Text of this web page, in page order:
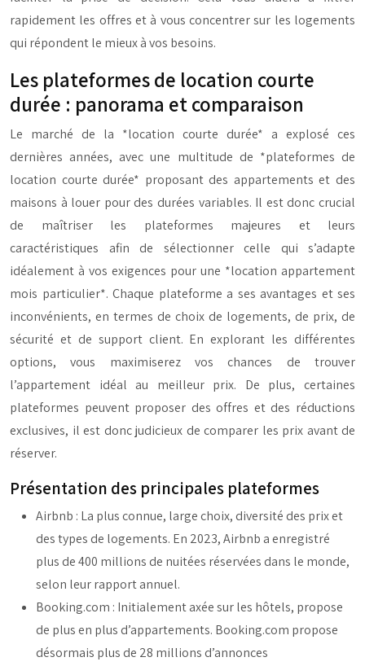
rapidement les offres et à vous concentrer sur les logements
qui répondent le mieux à vos besoins.
Les plateformes de location courte
durée : panorama et comparaison
Le marché de la *location courte durée* a explosé ces
dernières années, avec une multitude de *plateformes de
location courte durée* proposant des appartements et des
maisons à louer pour des durées variables. Il est donc crucial
de maîtriser les plateformes majeures et leurs
caractéristiques afin de sélectionner celle qui s’adapte
idéalement à vos exigences pour une *location appartement
mois particulier*. Chaque plateforme a ses avantages et ses
inconvénients, en termes de choix de logements, de prix, de
sécurité et de support client. En explorant les différentes
options, vous maximiserez vos chances de trouver
l’appartement idéal au meilleur prix. De plus, certaines
plateformes peuvent proposer des offres et des réductions
exclusives, il est donc judicieux de comparer les prix avant de
réserver.
Présentation des principales plateformes
Airbnb : La plus connue, large choix, diversité des prix et
des types de logements. En 2023, Airbnb a enregistré
plus de 400 millions de nuitées réservées dans le monde,
selon leur rapport annuel.
Booking.com : Initialement axée sur les hôtels, propose
de plus en plus d’appartements. Booking.com propose
désormais plus de 28 millions d’annonces